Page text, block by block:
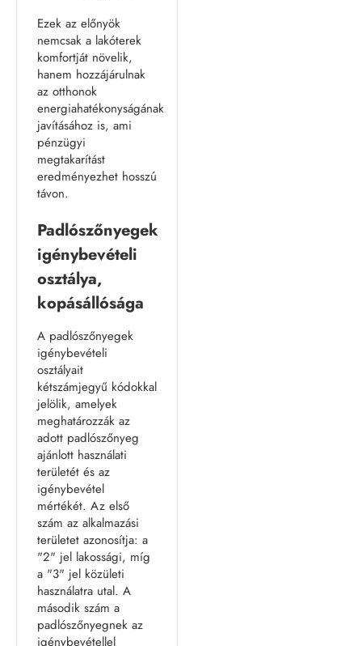
Ezek az előnyök
nemcsak a lakóterek
komfortját növelik,
hanem hozzájárulnak
az otthonok
energiahatékonyságának
javításához is, ami
pénzügyi
megtakarítást
eredményezhet hosszú
távon.
Padlószőnyegek
igénybevételi
osztálya,
kopásállósága
A padlószőnyegek
igénybevételi
osztályait
kétszámjegyű kódokkal
jelölik, amelyek
meghatározzák az
adott padlószőnyeg
ajánlott használati
területét és az
igénybevétel
mértékét. Az első
szám az alkalmazási
területet azonosítja: a
"2" jel lakossági, míg
a "3" jel közületi
használatra utal. A
második szám a
padlószőnyegnek az
igénybevétellel